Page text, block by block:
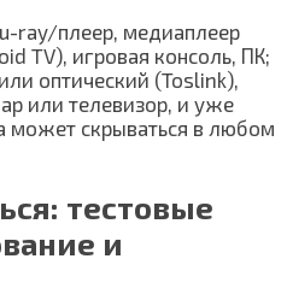
ray/плеер, медиаплеер
TV), игровая консоль, ПК;
оптический (Toslink),
или телевизор, и уже
скрываться в любом
тестовые
и